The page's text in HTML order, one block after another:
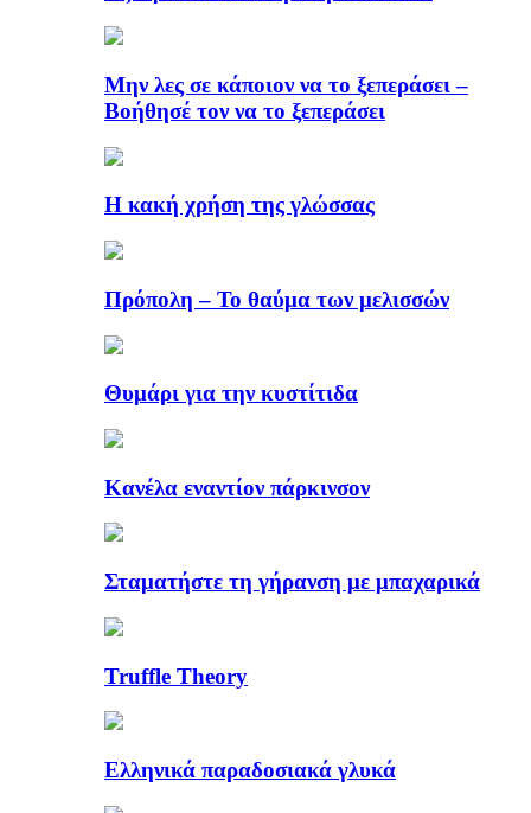
Μην λες σε κάποιον να το ξεπεράσει –
Βοήθησέ τον να το ξεπεράσει
Η κακή χρήση της γλώσσας
Πρόπολη – Το θαύμα των μελισσών
Θυμάρι για την κυστίτιδα
Κανέλα εναντίον πάρκινσον
Σταματήστε τη γήρανση με μπαχαρικά
Truffle Theory
Ελληνικά παραδοσιακά γλυκά